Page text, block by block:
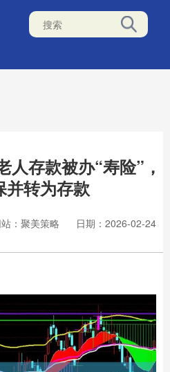
人存款被办“寿险”，
并转为存款
：聚美策略
日期：2026-02-24